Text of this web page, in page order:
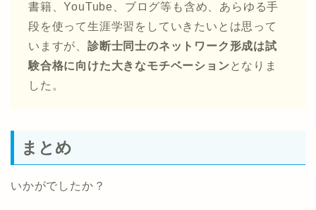
書籍、YouTube、ブログ等も含め、あらゆる手
段を使って生涯学習をしていきたいとは思って
いますが、 診断士同士のネットワーク形成は試
験合格に向けた大きなモチベーション となりま
した。
まとめ
いかがでしたか？